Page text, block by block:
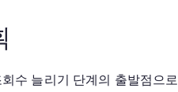
수 늘리기 단계의 출발점으